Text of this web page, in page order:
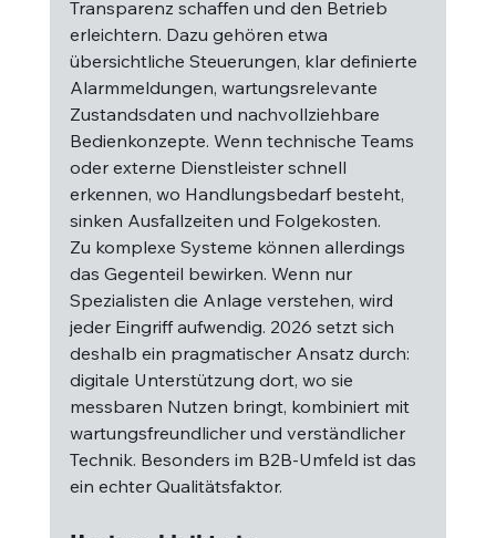
Transparenz schaffen und den Betrieb
erleichtern. Dazu gehören etwa
übersichtliche Steuerungen, klar definierte
Alarmmeldungen, wartungsrelevante
Zustandsdaten und nachvollziehbare
Bedienkonzepte. Wenn technische Teams
oder externe Dienstleister schnell
erkennen, wo Handlungsbedarf besteht,
sinken Ausfallzeiten und Folgekosten.
Zu komplexe Systeme können allerdings
das Gegenteil bewirken. Wenn nur
Spezialisten die Anlage verstehen, wird
jeder Eingriff aufwendig. 2026 setzt sich
deshalb ein pragmatischer Ansatz durch:
digitale Unterstützung dort, wo sie
messbaren Nutzen bringt, kombiniert mit
wartungsfreundlicher und verständlicher
Technik. Besonders im B2B-Umfeld ist das
ein echter Qualitätsfaktor.